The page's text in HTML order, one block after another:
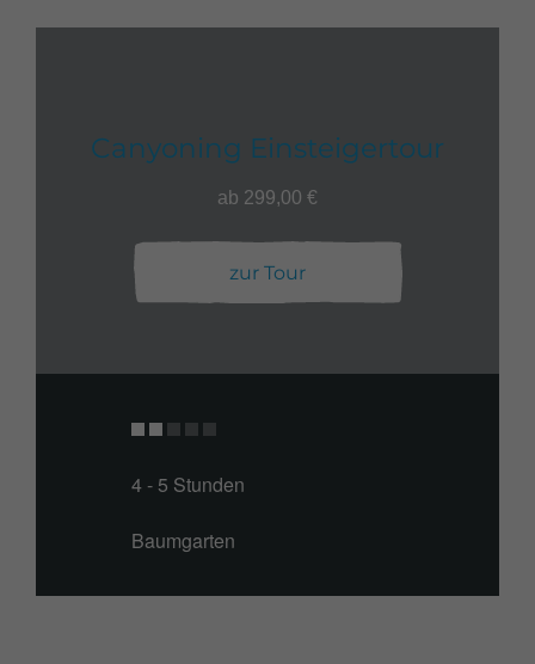
Canyoning Einsteigertour
ab 299,00 €
zur Tour
4 - 5 Stunden
Baumgarten